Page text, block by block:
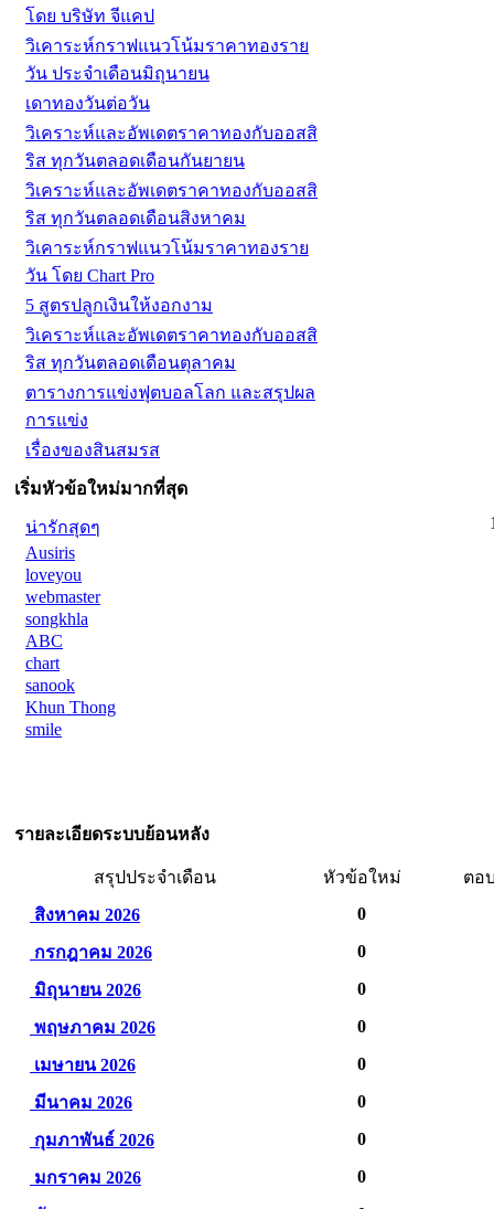
โดย บริษัท จีแคป
วิเคาระห์กราฟแนวโน้มราคาทองราย
วัน ประจำเดือนมิถุนายน
เดาทองวันต่อวัน
วิเคราะห์และอัพเดตราคาทองกับออสสิ
ริส ทุกวันตลอดเดือนกันยายน
วิเคราะห์และอัพเดตราคาทองกับออสสิ
ริส ทุกวันตลอดเดือนสิงหาคม
วิเคาระห์กราฟแนวโน้มราคาทองราย
วัน โดย Chart Pro
5 สูตรปลูกเงินให้งอกงาม
วิเคราะห์และอัพเดตราคาทองกับออสสิ
ริส ทุกวันตลอดเดือนตุลาคม
ตารางการแข่งฟุตบอลโลก และสรุปผล
การแข่ง
เรื่องของสินสมรส
เริ่มหัวข้อใหม่มากที่สุด
น่ารักสุดๆ
Ausiris
loveyou
webmaster
songkhla
ABC
chart
sanook
Khun Thong
smile
รายละเอียดระบบย้อนหลัง
สรุปประจำเดือน หัวข้อใหม่
ตอ
สิงหาคม 2026
0
กรกฎาคม 2026 0
มิถุนายน 2026 0
พฤษภาคม 2026 0
เมษายน 2026 0
มีนาคม 2026 0
กุมภาพันธ์ 2026 0
มกราคม 2026 0